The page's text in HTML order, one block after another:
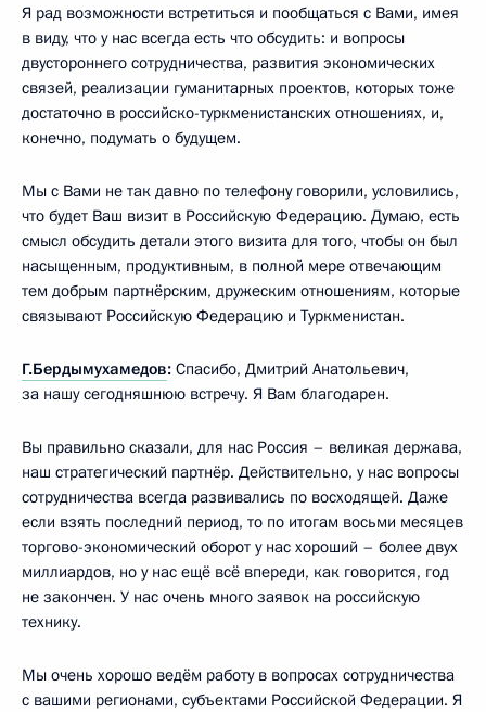
Я рад возможности встретиться и пообщаться с Вами, имея
в виду, что у нас всегда есть что обсудить: и вопросы
двустороннего сотрудничества, развития экономических
связей, реализации гуманитарных проектов, которых тоже
достаточно в российско-туркменистанских отношениях, и,
конечно, подумать о будущем.
Мы с Вами не так давно по телефону говорили, условились,
что будет Ваш визит в Российскую Федерацию. Думаю, есть
смысл обсудить детали этого визита для того, чтобы он был
насыщенным, продуктивным, в полной мере отвечающим
тем добрым партнёрским, дружеским отношениям, которые
связывают Российскую Федерацию и Туркменистан.
Г.Бердымухамедов: Спасибо, Дмитрий Анатольевич,
за нашу сегодняшнюю встречу. Я Вам благодарен.
Вы правильно сказали, для нас Россия – великая держава,
наш стратегический партнёр. Действительно, у нас вопросы
сотрудничества всегда развивались по восходящей. Даже
если взять последний период, то по итогам восьми месяцев
торгово-экономический оборот у нас хороший – более двух
миллиардов, но у нас ещё всё впереди, как говорится, год
не закончен. У нас очень много заявок на российскую
технику.
Мы очень хорошо ведём работу в вопросах сотрудничества
с вашими регионами, субъектами Российской Федерации. Я